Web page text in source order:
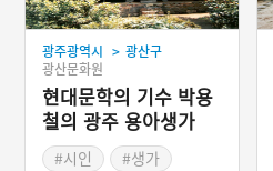
광주광역시 > 광산구
광산문화원
현대문학의 기수 박용
철의 광주 용아생가
#시인
#생가